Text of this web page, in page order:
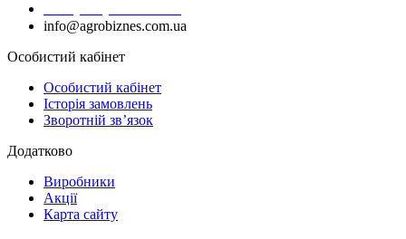
info@agrobiznes.com.ua
Особистий кабінет
Особистий кабінет
Історія замовлень
Зворотній зв’язок
Додатково
Виробники
Акції
Карта сайту